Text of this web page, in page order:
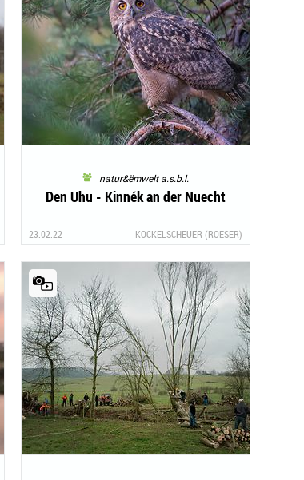
natur&ëmwelt a.s.b.l.
Den Uhu - Kinnék an der Nuecht
23.02.22 KOCKELSCHEUER (ROESER)